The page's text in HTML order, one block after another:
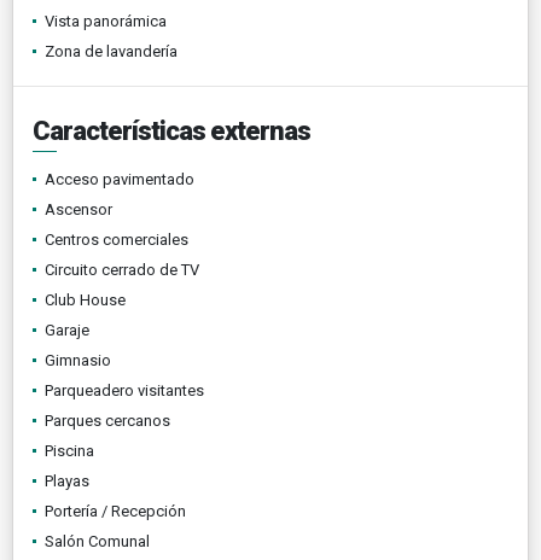
Vista panorámica
Zona de lavandería
Características externas
Acceso pavimentado
Ascensor
Centros comerciales
Circuito cerrado de TV
Club House
Garaje
Gimnasio
Parqueadero visitantes
Parques cercanos
Piscina
Playas
Portería / Recepción
Salón Comunal